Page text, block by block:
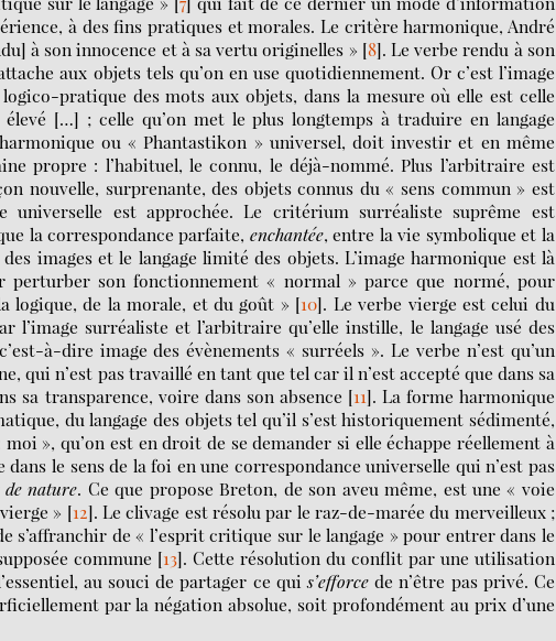
à des fins pratiques et morales. Le critère harmonique, André
à son innocence et à sa vertu originelles » [8]. Le verbe rendu à son
aux objets tels qu’on en use quotidiennement. Or c’est l’image
pratique des mots aux objets, dans la mesure où elle est celle
[…] ; celle qu’on met le plus longtemps à traduire en langage
ou « Phantastikon » universel, doit investir et en même
propre : l’habituel, le connu, le déjà-nommé. Plus l’arbitraire est
nouvelle, surprenante, des objets connus du « sens commun » est
universelle est approchée. Le critérium surréaliste suprême est
la correspondance parfaite, enchantée, entre la vie symbolique et la
images et le langage limité des objets. L’image harmonique est là
perturber son fonctionnement « normal » parce que normé, pour
logique, de la morale, et du goût » [10]. Le verbe vierge est celui du
l’image surréaliste et l’arbitraire qu’elle instille, le langage usé des
à-dire image des évènements « surréels ». Le verbe n’est qu’un
qui n’est pas travaillé en tant que tel car il n’est accepté que dans sa
sa transparence, voire dans son absence [11]. La forme harmonique
du langage des objets tel qu’il s’est historiquement sédimenté,
», qu’on est en droit de se demander si elle échappe réellement à
le sens de la foi en une correspondance universelle qui n’est pas
de nature. Ce que propose Breton, de son aveu même, est une « voie
» [12]. Le clivage est résolu par le raz-de-marée du merveilleux ;
s’affranchir de « l’esprit critique sur le langage » pour entrer dans le
commune [13]. Cette résolution du conflit par une utilisation
au souci de partager ce quis’efforcede n’être pas privé. Ce
par la négation absolue, soit profondément au prix d’une